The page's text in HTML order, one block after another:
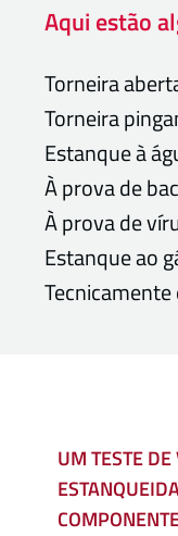
Aqui estão
Torneira
Torneira
Estanque à
À prova de
À prova de
Estanque ao
UM TESTE